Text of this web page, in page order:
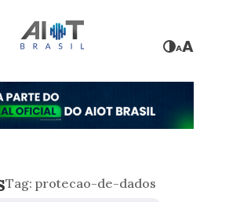
AA
Tag:protecao-de-dados